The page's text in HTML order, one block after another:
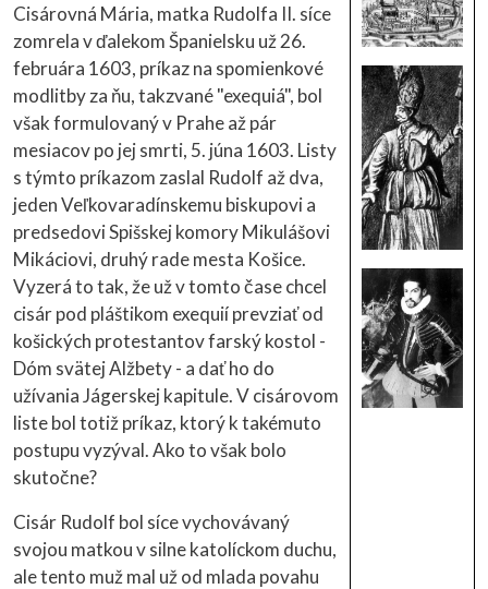
Cisárovná Mária, matka Rudolfa II. síce
zomrela v ďalekom Španielsku už 26.
februára 1603, príkaz na spomienkové
modlitby za ňu, takzvané "exequiá", bol
však formulovaný v Prahe až pár
mesiacov po jej smrti, 5. júna 1603. Listy
s týmto príkazom zaslal Rudolf až dva,
jeden Veľkovaradínskemu biskupovi a
predsedovi Spišskej komory Mikulášovi
Mikáciovi, druhý rade mesta Košice.
Vyzerá to tak, že už v tomto čase chcel
cisár pod pláštikom exequií prevziať od
košických protestantov farský kostol -
Dóm svätej Alžbety - a dať ho do
užívania Jágerskej kapitule. V cisárovom
liste bol totiž príkaz, ktorý k takémuto
postupu vyzýval. Ako to však bolo
skutočne?
Cisár Rudolf bol síce vychovávaný
svojou matkou v silne katolíckom duchu,
ale tento muž mal už od mlada povahu